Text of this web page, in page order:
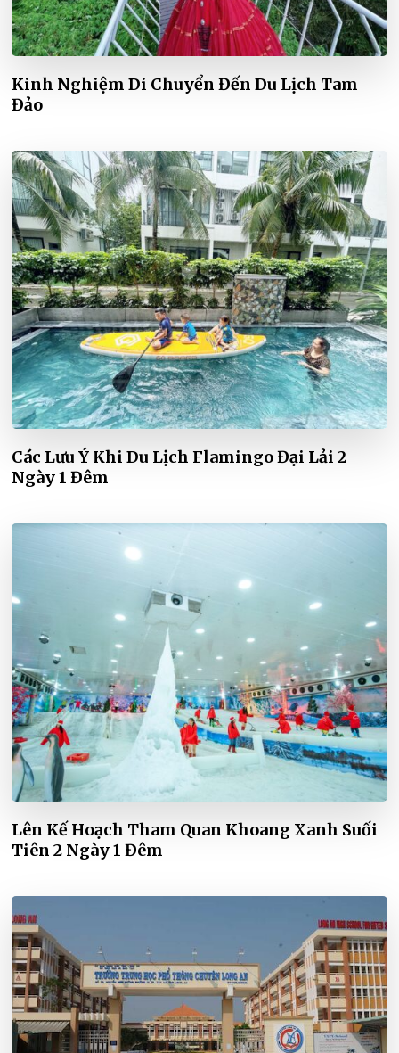
Kinh Nghiệm Di Chuyển Đến Du Lịch Tam
Đảo
Các Lưu Ý Khi Du Lịch Flamingo Đại Lải 2
Ngày 1 Đêm
Lên Kế Hoạch Tham Quan Khoang Xanh Suối
Tiên 2 Ngày 1 Đêm